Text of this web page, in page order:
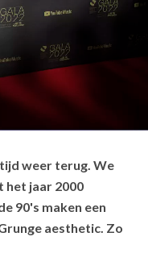
weer terug. We
het jaar 2000
90's maken een
aesthetic. Zo